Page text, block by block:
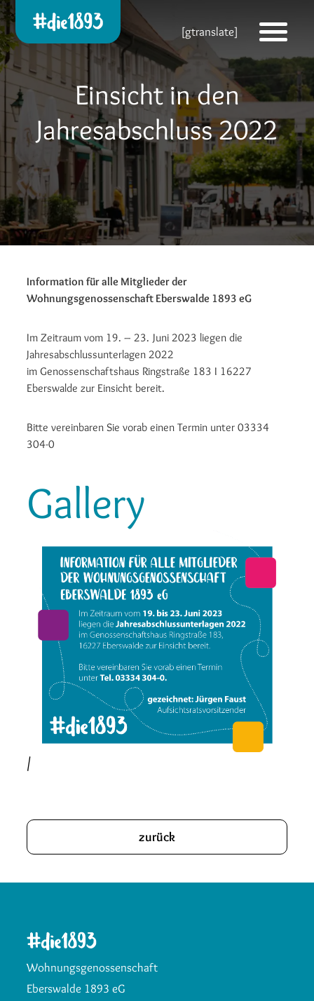
[gtranslate]
Einsicht in den
Jahresabschluss 2022
Information für alle Mitglieder der
Wohnungsgenossenschaft Eberswalde 1893 eG
Im Zeitraum vom 19. – 23. Juni 2023 liegen die
Jahresabschlussunterlagen 2022
im Genossenschaftshaus Ringstraße 183 I 16227
Eberswalde zur Einsicht bereit.
Bitte vereinbaren Sie vorab einen Termin unter 03334
304-0
Gallery
/
zurück
Wohnungsgenossenschaft
Eberswalde 1893 eG
Die 1893 heute!
Zur neuen Startseite